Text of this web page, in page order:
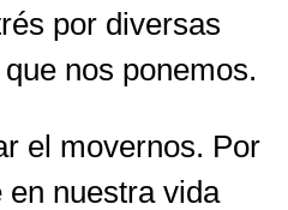
por diversas
nos ponemos.
el movernos. Por
en nuestra vida